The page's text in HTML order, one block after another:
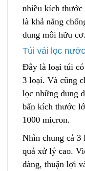
nhiều kích thước
là khả năng
dung môi hữu cơ.
Túi vải lọc
Đây là loại túi có
3 loại. Và cũng
lọc những dung
bẩn kích thước
1000 micron.
Nhìn chung cả 3
quả xử lý cao.
dàng, thuận lợi